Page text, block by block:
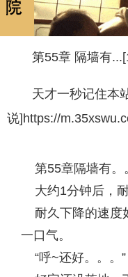
第55章 隔墙有
天才一秒记住本
说]https://
第55章隔墙有。
大约1分钟后，耐
耐久下降的速度
一口气。
“呼~还好。。。”